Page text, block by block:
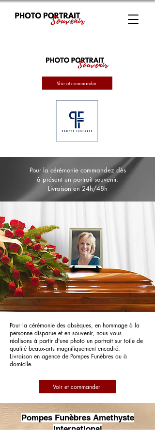
Voir et commander
Pour la cérémonie commandez dès
à présent un portrait souvenir.
Livraison en 24h/48h
Pour la cérémonie des obsèques, en hommage à la
personne disparue et en souvenir, nous vous
réalisons à partir d'une photo un portrait sur toile de
qualité beaux-arts magnifiquement encadré.
Livraison en agence de Pompes Funèbres ou à
domicile.
Voir et commander
Pompes Funèbres Amethyste
International